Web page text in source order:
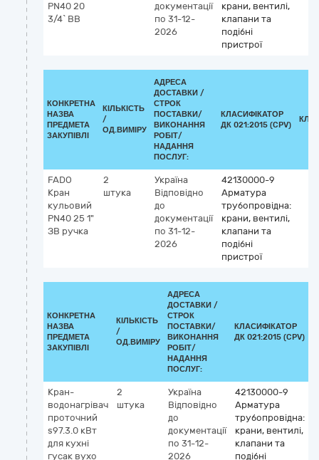
PN40 20
3/4` ВВ
документації
по 31-12-
2026
крани, вентилі,
клапани та
подібні
пристрої
КОНКРЕТНА
НАЗВА
ПРЕДМЕТА
ЗАКУПІВЛІ
КІЛЬКІСТЬ
/
ОД.ВИМІРУ
АДРЕСА
ДОСТАВКИ /
СТРОК
ПОСТАВКИ/
ВИКОНАННЯ
РОБІТ/
НАДАННЯ
ПОСЛУГ:
КЛАСИФІКАТОР
ДК 021:2015 (CPV)
FADO
Кран
кульовий
PN40 25 1"
ЗВ ручка
2
штука
Україна
Відповідно
до
документації
по 31-12-
2026
42130000-9
Арматура
трубопровідна:
крани, вентилі,
клапани та
подібні
пристрої
КОНКРЕТНА
НАЗВА
ПРЕДМЕТА
ЗАКУПІВЛІ
КІЛЬКІСТЬ
/
ОД.ВИМІРУ
АДРЕСА
ДОСТАВКИ /
СТРОК
ПОСТАВКИ/
ВИКОНАННЯ
РОБІТ/
НАДАННЯ
ПОСЛУГ:
КЛАСИФІКАТОР
ДК 021:2015 (CPV)
Кран-
водонагрівач
проточний
s97.3.0 кВт
для кухні
гусак вухо
2
штука
Україна
Відповідно
до
документації
по 31-12-
2026
42130000-9
Арматура
трубопровідна:
крани, вентилі,
клапани та
подібні